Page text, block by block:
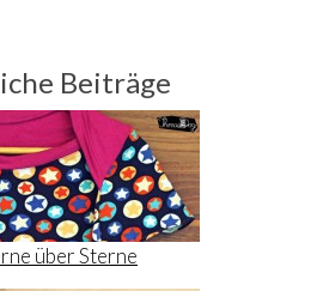
Beiträge
über Sterne